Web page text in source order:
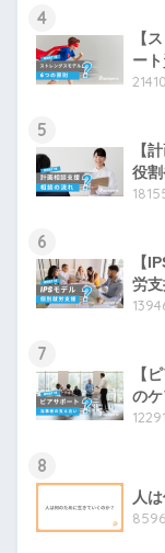
4
【
ー
5
【
役
6
【
労
7
【
の
8
人